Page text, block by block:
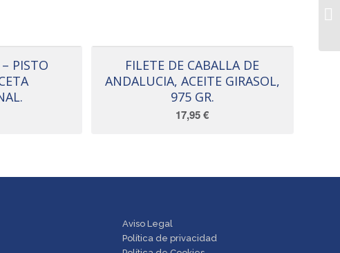
PISTO
FILETE DE CABALLA DE
ANDALUCIA, ACEITE GIRASOL,
975 GR.
17,95€
Aviso Legal
Política de privacidad